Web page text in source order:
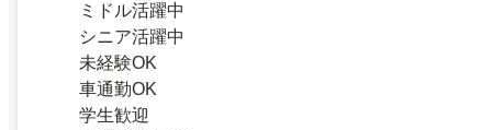
ミドル活躍中
シニア活躍中
未経験OK
車通勤OK
学生歓迎